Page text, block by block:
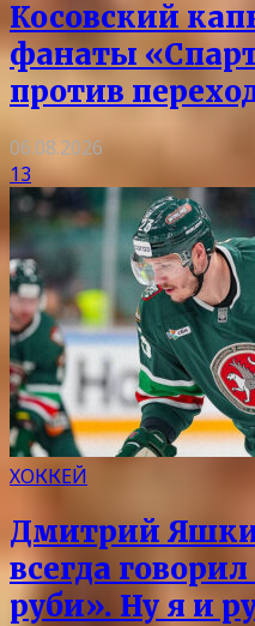
Косовский
фанаты
против
06.08.2026
13
ХОККЕЙ
Дмитрий
всегда
руби». Ну я и